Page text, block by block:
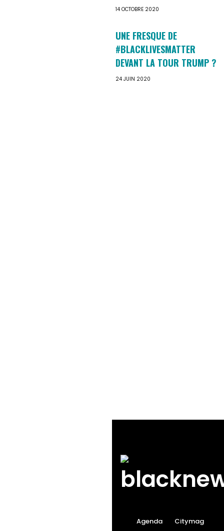
14 OCTOBRE 2020
UNE FRESQUE DE
#BLACKLIVESMATTER
DEVANT LA TOUR TRUMP ?
24 JUIN 2020
Agenda Citymag